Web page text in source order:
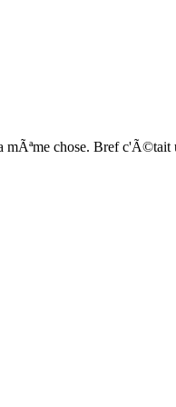
mÃªme chose. Bref c'Ã©tait